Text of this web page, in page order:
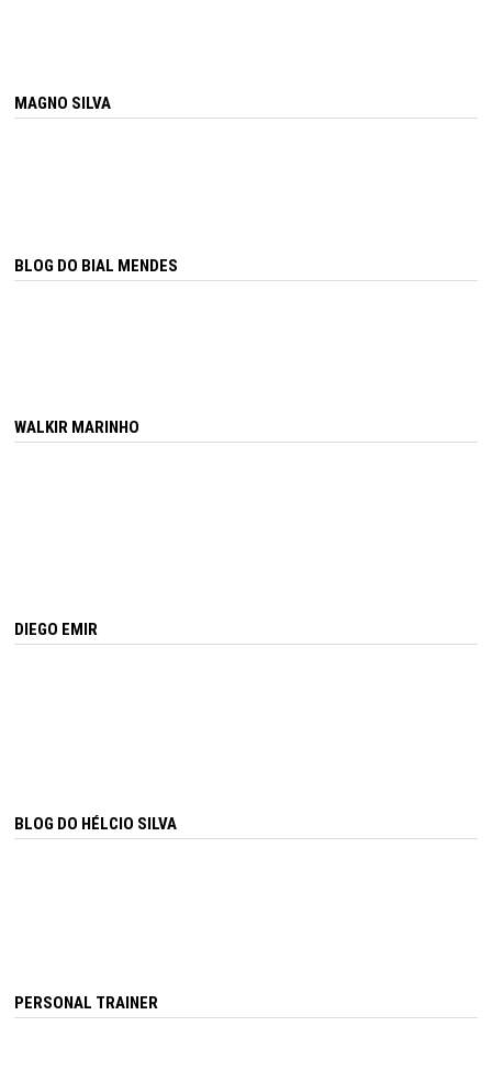
MAGNO SILVA
BLOG DO BIAL MENDES
WALKIR MARINHO
DIEGO EMIR
BLOG DO HÉLCIO SILVA
PERSONAL TRAINER